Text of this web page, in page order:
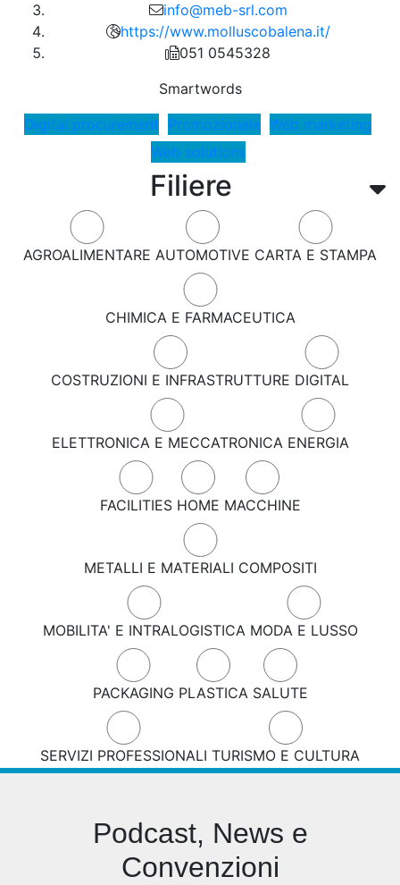
Filiere
AGROALIMENTARE AUTOMOTIVE CARTA E STAMPA
CHIMICA E FARMACEUTICA
COSTRUZIONI E INFRASTRUTTURE DIGITAL
ELETTRONICA E MECCATRONICA ENERGIA
FACILITIES HOME MACCHINE
METALLI E MATERIALI COMPOSITI
MOBILITA' E INTRALOGISTICA MODA E LUSSO
PACKAGING PLASTICA SALUTE
SERVIZI PROFESSIONALI TURISMO E CULTURA
info@meb-srl.com
https://www.molluscobalena.it/
051 0545328
Smartwords
Digital procurement Promozionale Web marketing
Web solutions
Podcast, News e
Convenzioni